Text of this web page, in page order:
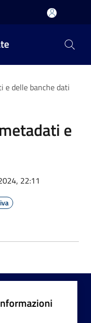
e delle banche dati
e
22:11